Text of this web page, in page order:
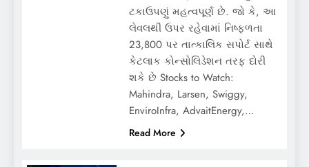
ટકાઉપણું મહત્વપૂર્ણ છે. જો કે, આ
લેવલથી ઉપર રહેવામાં નિષ્ફળતા
23,800 પર તાત્કાલિક સપોર્ટ સાથે
કેટલાક કોન્સોલિડેશન તરફ દોરી
શકે છે Stocks to Watch:
Mahindra, Larsen, Swiggy,
EnviroInfra, AdvaitEnergy,…
Read More